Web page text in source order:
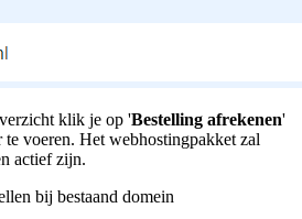
klik je op 'Bestelling afrekenen'
voeren. Het webhostingpakket zal
actief zijn.